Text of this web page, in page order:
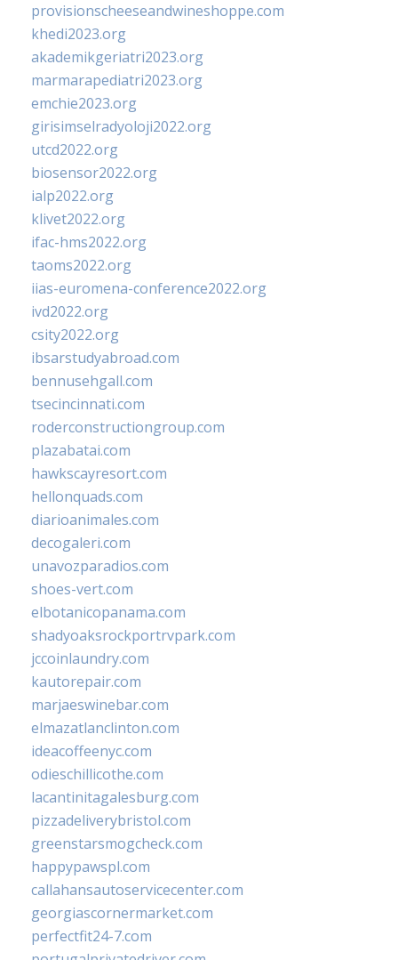
provisionscheeseandwineshoppe.com
khedi2023.org
akademikgeriatri2023.org
marmarapediatri2023.org
emchie2023.org
girisimselradyoloji2022.org
utcd2022.org
biosensor2022.org
ialp2022.org
klivet2022.org
ifac-hms2022.org
taoms2022.org
iias-euromena-conference2022.org
ivd2022.org
csity2022.org
ibsarstudyabroad.com
bennusehgall.com
tsecincinnati.com
roderconstructiongroup.com
plazabatai.com
hawkscayresort.com
hellonquads.com
diarioanimales.com
decogaleri.com
unavozparadios.com
shoes-vert.com
elbotanicopanama.com
shadyoaksrockportrvpark.com
jccoinlaundry.com
kautorepair.com
marjaeswinebar.com
elmazatlanclinton.com
ideacoffeenyc.com
odieschillicothe.com
lacantinitagalesburg.com
pizzadeliverybristol.com
greenstarsmogcheck.com
happypawspl.com
callahansautoservicecenter.com
georgiascornermarket.com
perfectfit24-7.com